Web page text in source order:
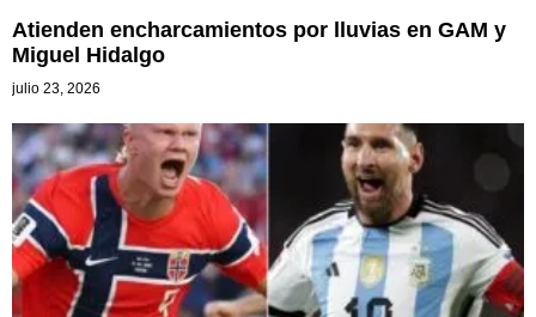
Atienden encharcamientos por lluvias en GAM y
Miguel Hidalgo
julio 23, 2026